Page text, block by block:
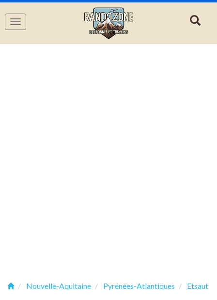
Navigation
Nouvelle-Aquitaine Pyrénées-Atlantiques Etsaut